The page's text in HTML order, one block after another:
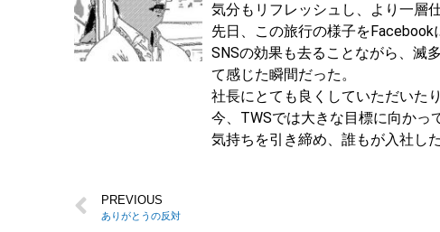
気分もリフレッシュし、より一層
先日、この旅行の様子を
SNSの効果も去ることながら、滅
て感じた瞬間だった。
社長にとても良くしていただいた
今、TWSでは大きな目標に向かっ
気持ちを引き締め、誰もが入社し
PREVIOUS
ありがとうの反対